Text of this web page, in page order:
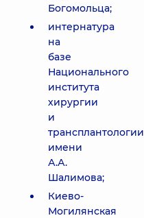
Богомольца;
интернатура
на
базе
Национального
института
хирургии
и
трансплантологии
имени
А.А.
Шалимова;
Киево-
Могилянская